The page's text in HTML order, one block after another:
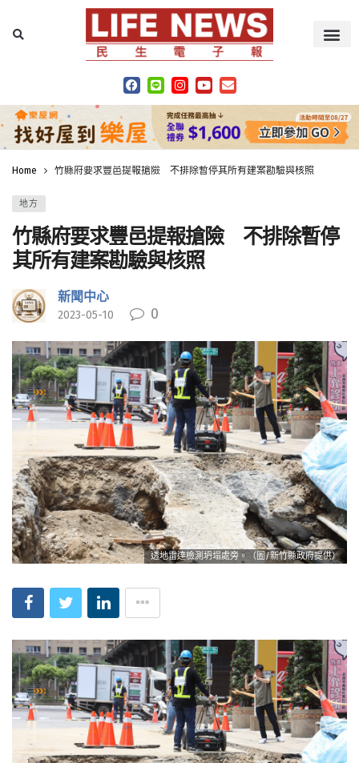
Home 竹縣府要求豐邑提報搶險 不排除暫停其所有建案勘驗與核照
地方
竹縣府要求豐邑提報搶險 不排除暫停
其所有建案勘驗與核照
新聞中心
2023-05-10 0
透地雷達檢測坍塌處旁。（圖/新竹縣政府提供）